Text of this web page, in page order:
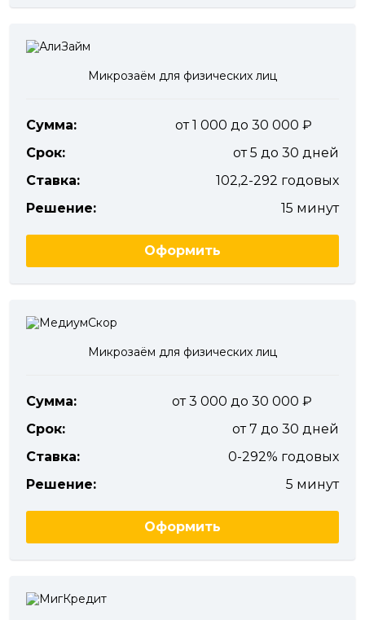
Микрозаём для физических лиц
Сумма:
от 1 000 до 30 000
Срок:
от 5 до 30 дней
Ставка:
102,2-292 годовых
Решение:
15 минут
Оформить
Микрозаём для физических лиц
Сумма:
от 3 000 до 30 000
Срок:
от 7 до 30 дней
Ставка:
0-292% годовых
Решение:
5 минут
Оформить